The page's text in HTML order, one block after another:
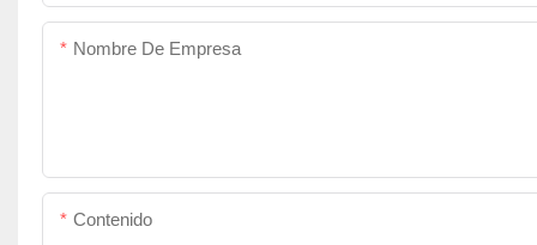
Nombre De Empresa
Contenido